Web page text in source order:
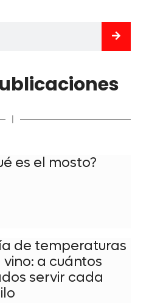
|
es el mosto?
de temperaturas
vino: a cuántos
servir cada